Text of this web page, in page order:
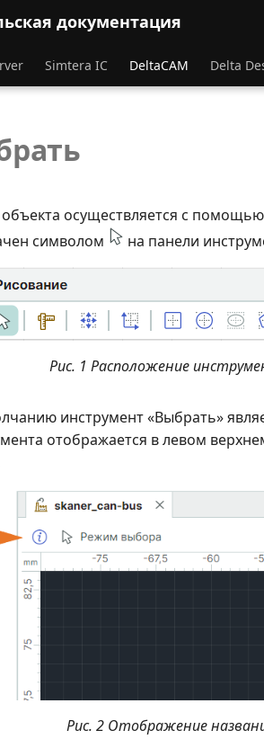
документация
Simtera IC DeltaCAM Delta
осуществляется с
символом
на панели
Рис. 1 Расположение
инструмент «Выбрать»
отображается в левом
Рис. 2 Отображение